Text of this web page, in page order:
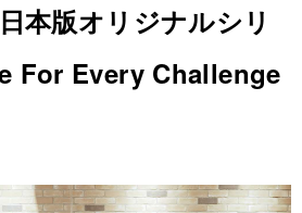
本版オリジナルシリ
For Every Challenge